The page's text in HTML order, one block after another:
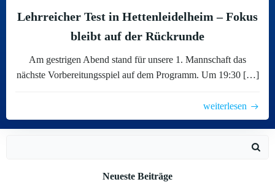
Lehrreicher Test in Hettenleidelheim – Fokus
bleibt auf der Rückrunde
Am gestrigen Abend stand für unsere 1. Mannschaft das
nächste Vorbereitungsspiel auf dem Programm. Um 19:30 […]
weiterlesen
Neueste Beiträge